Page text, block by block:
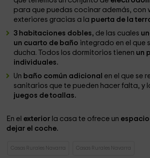
para que puedas cocinar además, con
exteriores gracias a la puerta de la
3 habitaciones dobles, de las cuales
un cuarto de baño integrado en el que
ducha. Todos los dormitorios tienen un
individuales.
Un baño común adicional en el que se
sanitarios que te pueden hacer falta, y
juegos de toallas.
En el exterior la casa te ofrece un
dejar el coche.
Casas Rurales Navarra Casas Rurales Navarra